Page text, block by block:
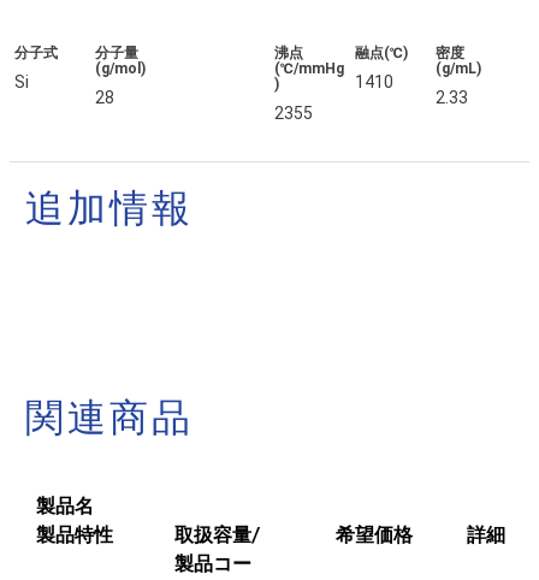
分子式
Si
分子量
(g/mol)
28
沸点
(℃/mmHg
)
2355
融点(℃)
1410
密度
(g/mL)
2.33
追加情報
関連商品
製品名
製品特性
取扱容量/
製品コー
希望価格 詳細